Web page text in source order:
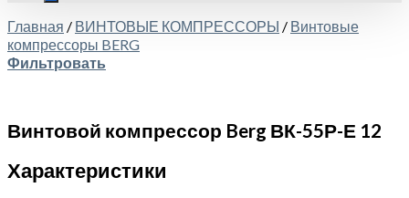
Главная / ВИНТОВЫЕ КОМПРЕССОРЫ / Винтовые
компрессоры BERG
Фильтровать
Винтовой компрессор Berg ВК-55Р-Е 12
Характеристики